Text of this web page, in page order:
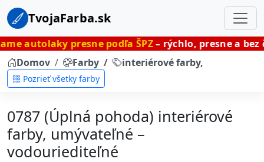
TvojaFarba.sk
presne podľa ŠPZ– rýchlo, presne a bez čakania.
Domov
Farby interiérové farby,
Pozrieť všetky farby
0787 (Úplná pohoda) interiérové
farby, umývateľné –
vodouriediteľné